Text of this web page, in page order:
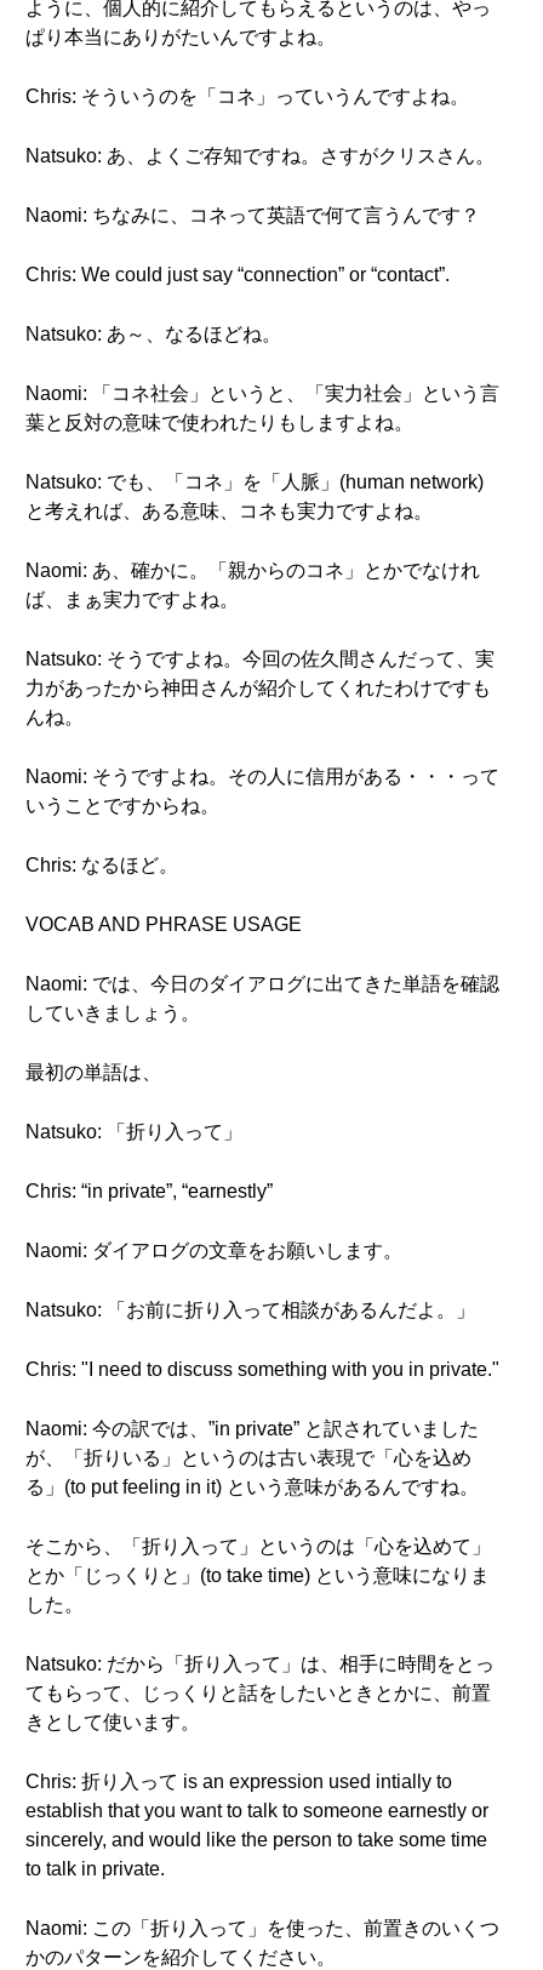
ように、個人的に紹介してもらえるというのは、やっ
ぱり本当にありがたいんですよね。
Chris: そういうのを「コネ」っていうんですよね。
Natsuko: あ、よくご存知ですね。さすがクリスさん。
Naomi: ちなみに、コネって英語で何て言うんです？
Chris: We could just say “connection” or “contact”.
Natsuko: あ～、なるほどね。
Naomi: 「コネ社会」というと、「実力社会」という言
葉と反対の意味で使われたりもしますよね。
Natsuko: でも、「コネ」を「人脈」(human network)
と考えれば、ある意味、コネも実力ですよね。
Naomi: あ、確かに。「親からのコネ」とかでなけれ
ば、まぁ実力ですよね。
Natsuko: そうですよね。今回の佐久間さんだって、実
力があったから神田さんが紹介してくれたわけですも
んね。
Naomi: そうですよね。その人に信用がある・・・って
いうことですからね。
Chris: なるほど。
VOCAB AND PHRASE USAGE
Naomi: では、今日のダイアログに出てきた単語を確認
していきましょう。
最初の単語は、
Natsuko: 「折り入って」
Chris: “in private”, “earnestly”
Naomi: ダイアログの文章をお願いします。
Natsuko: 「お前に折り入って相談があるんだよ。」
Chris: "I need to discuss something with you in private."
Naomi: 今の訳では、”in private” と訳されていました
が、「折りいる」というのは古い表現で「心を込め
る」(to put feeling in it) という意味があるんですね。
そこから、「折り入って」というのは「心を込めて」
とか「じっくりと」(to take time) という意味になりま
した。
Natsuko: だから「折り入って」は、相手に時間をとっ
てもらって、じっくりと話をしたいときとかに、前置
きとして使います。
Chris: 折り入って is an expression used intially to
establish that you want to talk to someone earnestly or
sincerely, and would like the person to take some time
to talk in private.
Naomi: この「折り入って」を使った、前置きのいくつ
かのパターンを紹介してください。